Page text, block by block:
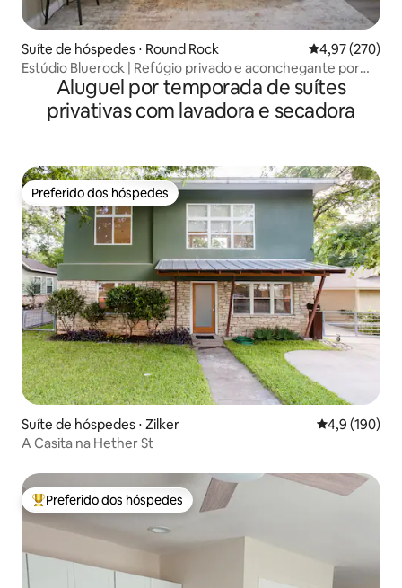
Suíte de hóspedes ⋅ Round Rock 4,97 de uma
4,97 (270)
Estúdio Bluerock | Refúgio privado e aconchegante por
MG Haven
Aluguel por temporada de suítes
privativas com lavadora e secadora
Preferido dos hóspedes
Preferido dos hóspedes
Suíte de hóspedes ⋅ Zilker 4,9 de uma
4,9 (190)
A Casita na Hether St
Entre os melhores preferidos dos hóspedes
Preferido dos hóspedes